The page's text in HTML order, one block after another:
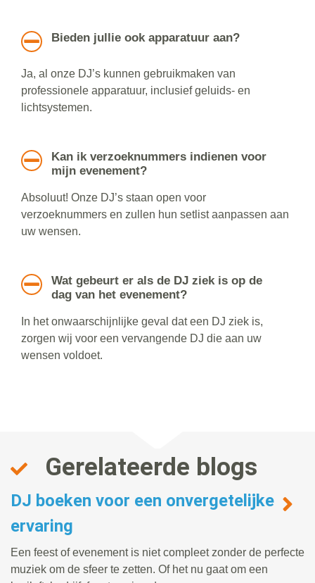
Bieden jullie ook apparatuur aan?
Ja, al onze DJ’s kunnen gebruikmaken van
professionele apparatuur, inclusief geluids- en
lichtsystemen.
Kan ik verzoeknummers indienen voor
mijn evenement?
Absoluut! Onze DJ’s staan open voor
verzoeknummers en zullen hun setlist aanpassen aan
uw wensen.
Wat gebeurt er als de DJ ziek is op de
dag van het evenement?
In het onwaarschijnlijke geval dat een DJ ziek is,
zorgen wij voor een vervangende DJ die aan uw
wensen voldoet.
Gerelateerde blogs
DJ boeken voor een onvergetelijke
ervaring
Een feest of evenement is niet compleet zonder de perfecte
muziek om de sfeer te zetten. Of het nu gaat om een